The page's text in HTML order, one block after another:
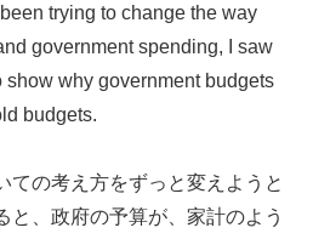
trying to change the way
government spending, I saw
show why government budgets
budgets.
ての考え方をずっと変えようと
と、政府の予算が、家計のよう